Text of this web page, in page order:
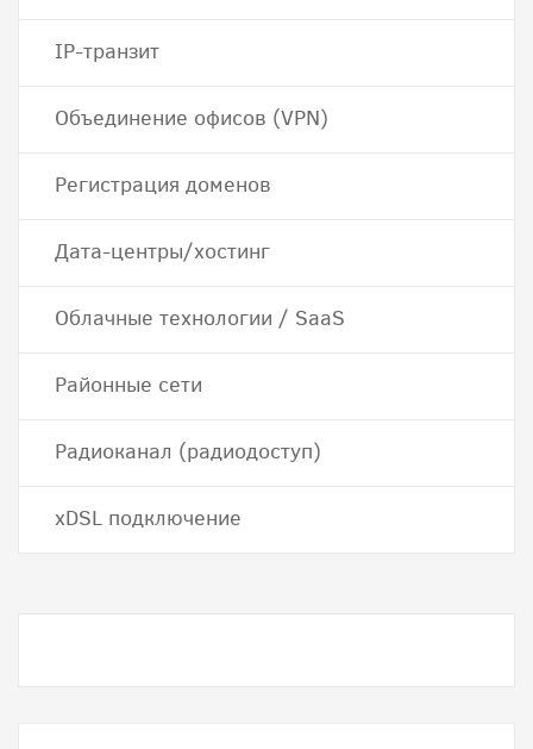
IP-транзит
Объединение офисов (VPN)
Регистрация доменов
Дата-центры/хостинг
Облачные технологии / SaaS
Районные сети
Радиоканал (радиодоступ)
хDSL подключение